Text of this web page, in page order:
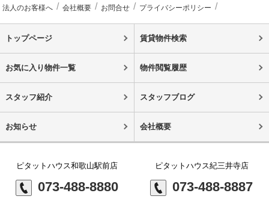
法人のお客様へ
会社概要 お問合せ プライバシーポリシー
トップページ 賃貸物件検索
お気に入り物件一覧 物件閲覧履歴
スタッフ紹介 スタッフブログ
お知らせ 会社概要
ピタットハウス和歌山駅前店
073-488-8880
ピタットハウス紀三井寺店
073-488-8887